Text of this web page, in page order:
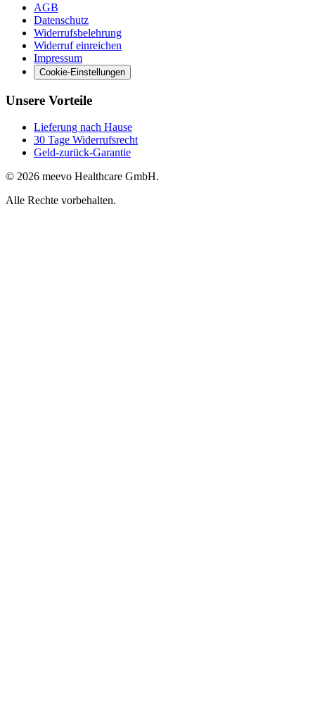
AGB
Datenschutz
Widerrufsbelehrung
Widerruf einreichen
Impressum
Cookie-Einstellungen
Unsere Vorteile
Lieferung nach Hause
30 Tage Widerrufsrecht
Geld-zurück-Garantie
© 2026 meevo Healthcare GmbH.
Alle Rechte vorbehalten.